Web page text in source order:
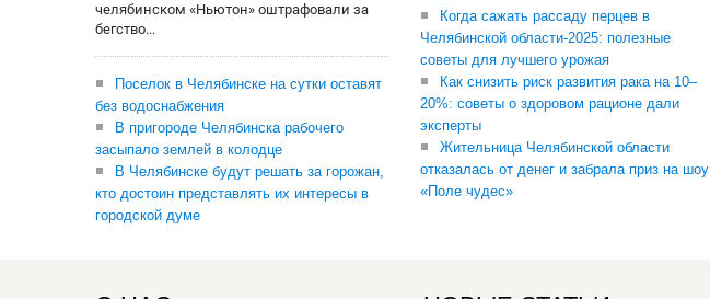
челябинском «Ньютон» оштрафовали за
бегство...
Поселок в Челябинске на сутки оставят
без водоснабжения
В пригороде Челябинска рабочего
засыпало землей в колодце
В Челябинске будут решать за горожан,
кто достоин представлять их интересы в
городской думе
Когда сажать рассаду перцев в
Челябинской области-2025: полезные
советы для лучшего урожая
Как снизить риск развития рака на 10–
20%: советы о здоровом рационе дали
эксперты
Жительница Челябинской области
отказалась от денег и забрала приз на шоу
«Поле чудес»